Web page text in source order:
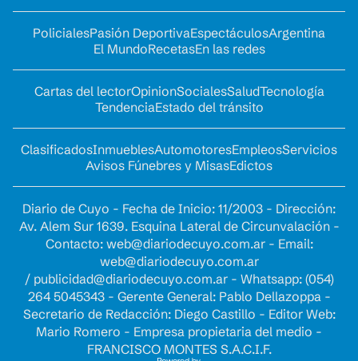
PolicialesPasión DeportivaEspectáculosArgentina
El MundoRecetasEn las redes
Cartas del lectorOpinionSocialesSaludTecnología
TendenciaEstado del tránsito
ClasificadosInmueblesAutomotoresEmpleosServicios
Avisos Fúnebres y MisasEdictos
Diario de Cuyo - Fecha de Inicio: 11/2003 - Dirección:
Av. Alem Sur 1639. Esquina Lateral de Circunvalación -
Contacto: web@diariodecuyo.com.ar- Email:
web@diariodecuyo.com.ar
/ publicidad@diariodecuyo.com.ar- Whatsapp: (054)
264 5045343 - Gerente General: Pablo Dellazoppa -
Secretario de Redacción: Diego Castillo - Editor Web:
Mario Romero - Empresa propietaria del medio -
FRANCISCO MONTES S.A.C.I.F.